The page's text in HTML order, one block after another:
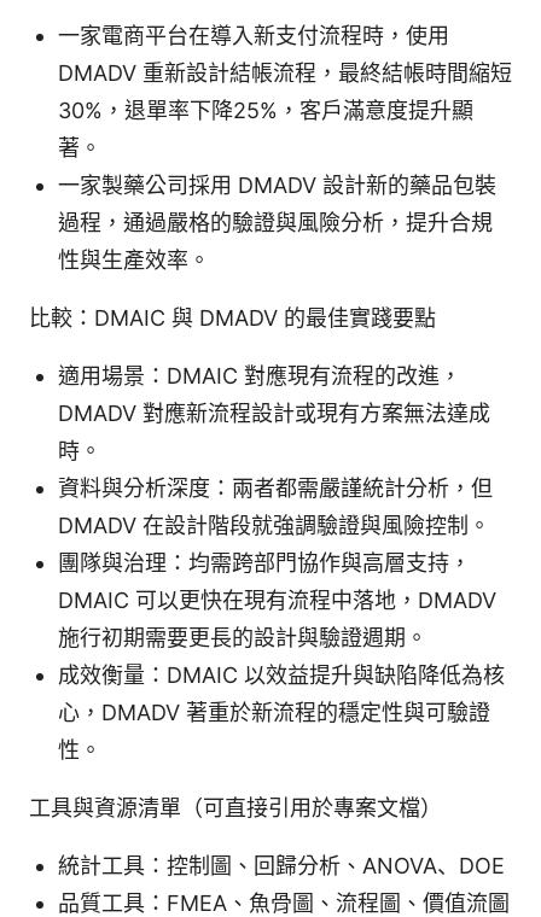
一家電商平台在導入新支付流程時，使用
DMADV 重新設計結帳流程，最終結帳時間縮短
30%，退單率下降25%，客戶滿意度提升顯
著。
一家製藥公司採用 DMADV 設計新的藥品包裝
過程，通過嚴格的驗證與風險分析，提升合規
性與生產效率。
比較：DMAIC 與 DMADV 的最佳實踐要點
適用場景：DMAIC 對應現有流程的改進，
DMADV 對應新流程設計或現有方案無法達成
時。
資料與分析深度：兩者都需嚴謹統計分析，但
DMADV 在設計階段就強調驗證與風險控制。
團隊與治理：均需跨部門協作與高層支持，
DMAIC 可以更快在現有流程中落地，DMADV
施行初期需要更長的設計與驗證週期。
成效衡量：DMAIC 以效益提升與缺陷降低為核
心，DMADV 著重於新流程的穩定性與可驗證
性。
工具與資源清單（可直接引用於專案文檔）
統計工具：控制圖、回歸分析、ANOVA、DOE
品質工具：FMEA、魚骨圖、流程圖、價值流圖